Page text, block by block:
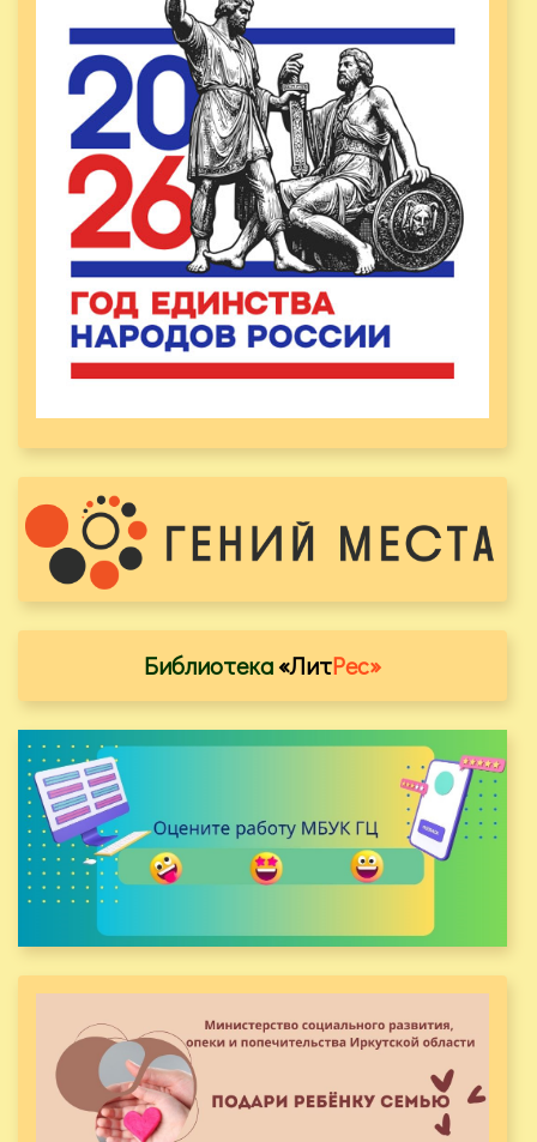
Библиотека«ЛитРес»